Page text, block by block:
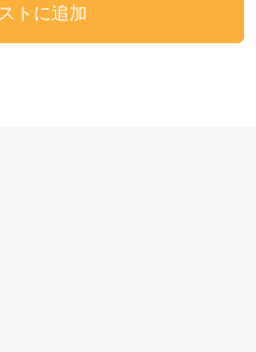
トに追加